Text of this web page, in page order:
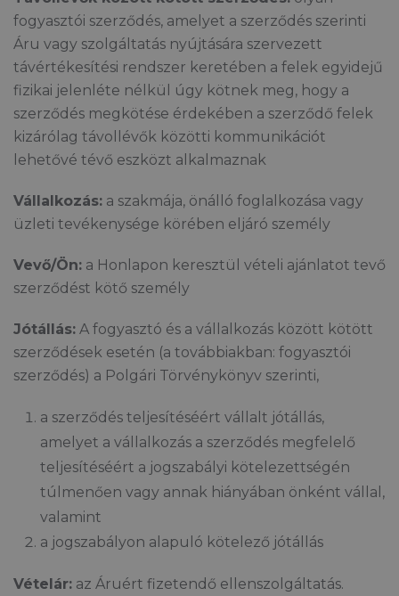
fogyasztói szerződés, amelyet a szerződés szerinti
Áru vagy szolgáltatás nyújtására szervezett
távértékesítési rendszer keretében a felek egyidejű
fizikai jelenléte nélkül úgy kötnek meg, hogy a
szerződés megkötése érdekében a szerződő felek
kizárólag távollévők közötti kommunikációt
lehetővé tévő eszközt alkalmaznak
Vállalkozás: a szakmája, önálló foglalkozása vagy
üzleti tevékenysége körében eljáró személy
Vevő/Ön: a Honlapon keresztül vételi ajánlatot tevő
szerződést kötő személy
Jótállás: A fogyasztó és a vállalkozás között kötött
szerződések esetén (a továbbiakban: fogyasztói
szerződés) a Polgári Törvénykönyv szerinti,
a szerződés teljesítéséért vállalt jótállás,
amelyet a vállalkozás a szerződés megfelelő
teljesítéséért a jogszabályi kötelezettségén
túlmenően vagy annak hiányában önként vállal,
valamint
a jogszabályon alapuló kötelező jótállás
Vételár: az Áruért fizetendő ellenszolgáltatás.